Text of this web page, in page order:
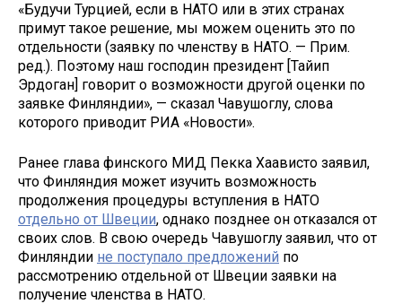
«Будучи Турцией, если в НАТО или в этих странах
примут такое решение, мы можем оценить это по
отдельности (заявку по членству в НАТО. — Прим.
ред.). Поэтому наш господин президент [Тайип
Эрдоган] говорит о возможности другой оценки по
заявке Финляндии», — сказал Чавушоглу, слова
которого приводит РИА «Новости».
Ранее глава финского МИД Пекка Хаависто заявил,
что Финляндия может изучить возможность
продолжения процедуры вступления в НАТО
отдельно от Швеции, однако позднее он отказался от
своих слов. В свою очередь Чавушоглу заявил, что от
Финляндии не поступало предложений по
рассмотрению отдельной от Швеции заявки на
получение членства в НАТО.